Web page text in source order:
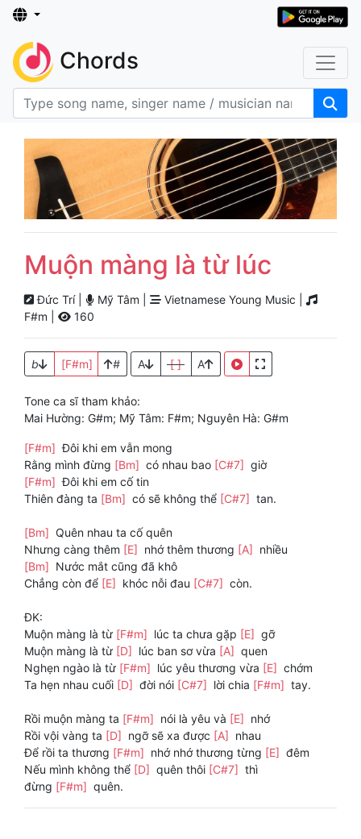
Chords
Muộn màng là từ lúc
Đức Trí | Mỹ Tâm |
Vietnamese Young Music |
F#m |
160
b [F#m] # A [ ] A
Tone ca sĩ tham khảo:
Mai Hường: G#m; Mỹ Tâm: F#m; Nguyên Hà: G#m
[F#m] Đôi khi em vẫn mong
Rằng mình đừng [Bm] có nhau bao [C#7] giờ
[F#m] Đôi khi em cố tin
Thiên đàng ta [Bm] có sẽ không thể [C#7] tan.
[Bm] Quên nhau ta cố quên
Nhưng càng thêm [E] nhớ thêm thương [A] nhiều
[Bm] Nước mắt cũng đã khô
Chẳng còn để [E] khóc nỗi đau [C#7] còn.
ĐK:
Muộn màng là từ [F#m] lúc ta chưa gặp [E] gỡ
Muộn màng là từ [D] lúc ban sơ vừa [A] quen
Nghẹn ngào là từ [F#m] lúc yêu thương vừa [E] chớm
Ta hẹn nhau cuối [D] đời nói [C#7] lời chia [F#m] tay.
Rồi muộn màng ta [F#m] nói là yêu và [E] nhớ
Rồi vội vàng ta [D] ngỡ sẽ xa được [A] nhau
Để rồi ta thương [F#m] nhớ nhớ thương từng [E] đêm
Nếu mình không thể [D] quên thôi [C#7] thì
đừng [F#m] quên.